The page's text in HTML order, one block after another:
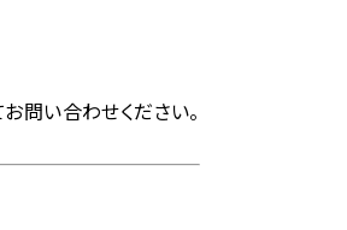
問い合わせください。